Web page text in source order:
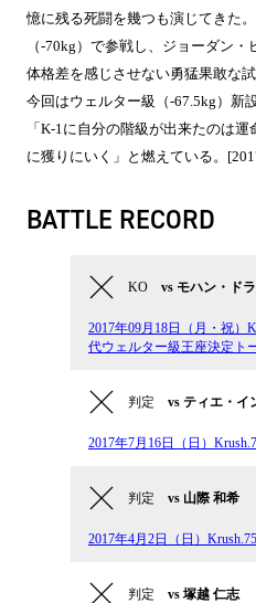
憶に残る死闘を幾つも演じてきた
（-70kg）で参戦し、ジョーダン・
体格差を感じさせない勇猛果敢な
今回はウェルター級（-67.5kg）新
「K-1に自分の階級が出来たのは
に獲りにいく」と燃えている。
BATTLE RECORD
KO vs モハン・ド
2017年09月18日（月・祝）
代ウェルター級王座決定ト
判定 vs ティエ・イ
2017年7月16日（日）
判定 vs 山際 和希
2017年4月2日（日）Krush.75
判定 vs 塚越 仁志